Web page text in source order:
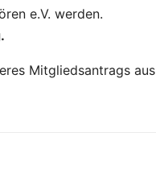
e.V. werden.
Mitgliedsantrags aus